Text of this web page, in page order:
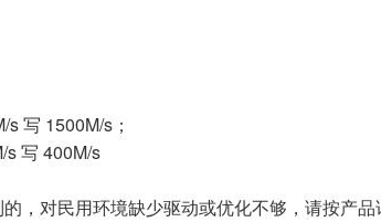
写 1500M/s；
s 写 400M/s
对民用环境缺少驱动或优化不够，请按产品